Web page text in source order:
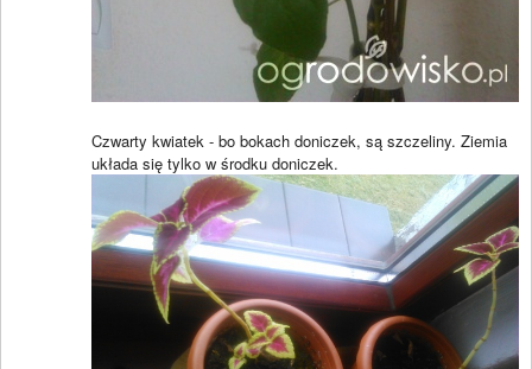
Czwarty kwiatek - bo bokach doniczek, są szczeliny. Ziemia
układa się tylko w środku doniczek.